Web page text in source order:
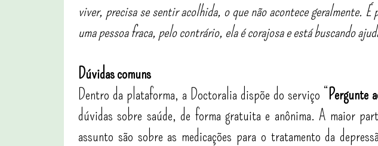
viver, precisa se sentir acolhida, o que não acontece geralmente.
uma pessoa fraca, pelo contrário, ela é corajosa e está buscando
Dúvidas comuns
Dentro da plataforma, a Doctoralia dispõe do serviço “ Pergunte
dúvidas sobre saúde, de forma gratuita e anônima. A maior
assunto são sobre as medicações para o tratamento da